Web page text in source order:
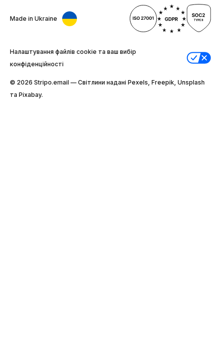
Made in Ukraine
Налаштування файлів cookie та ваш вибір
конфіденційності
© 2026 Stripо.email — Світлини надані Pexels, Freepik, Unsplash
та Pixabay.